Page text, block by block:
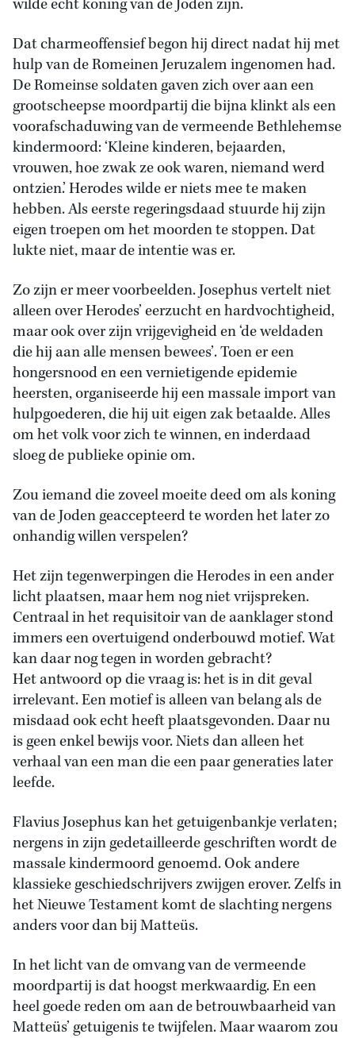
wilde echt koning van de Joden zijn.
Dat charmeoffensief begon hij direct nadat hij met
hulp van de Romeinen Jeruzalem ingenomen had.
De Romeinse soldaten gaven zich over aan een
grootscheepse moordpartij die bijna klinkt als een
voorafschaduwing van de vermeende Bethlehemse
kindermoord: ‘Kleine kinderen, bejaarden,
vrouwen, hoe zwak ze ook waren, niemand werd
ontzien.’ Herodes wilde er niets mee te maken
hebben. Als eerste regeringsdaad stuurde hij zijn
eigen troepen om het moorden te stoppen. Dat
lukte niet, maar de intentie was er.
Zo zijn er meer voorbeelden. Josephus vertelt niet
alleen over Herodes’ eerzucht en hardvochtigheid,
maar ook over zijn vrijgevigheid en ‘de weldaden
die hij aan alle mensen bewees’. Toen er een
hongersnood en een vernietigende epidemie
heersten, organiseerde hij een massale import van
hulpgoederen, die hij uit eigen zak betaalde. Alles
om het volk voor zich te winnen, en inderdaad
sloeg de publieke opinie om.
Zou iemand die zoveel moeite deed om als koning
van de Joden geaccepteerd te worden het later zo
onhandig willen verspelen?
Het zijn tegenwerpingen die Herodes in een ander
licht plaatsen, maar hem nog niet vrijspreken.
Centraal in het requisitoir van de aanklager stond
immers een overtuigend onderbouwd motief. Wat
kan daar nog tegen in worden gebracht?
Het antwoord op die vraag is: het is in dit geval
irrelevant. Een motief is alleen van belang als de
misdaad ook echt heeft plaatsgevonden. Daar nu
is geen enkel bewijs voor. Niets dan alleen het
verhaal van een man die een paar generaties later
leefde.
Flavius Josephus kan het getuigenbankje verlaten;
nergens in zijn gedetailleerde geschriften wordt de
massale kindermoord genoemd. Ook andere
klassieke geschiedschrijvers zwijgen erover. Zelfs in
het Nieuwe Testament komt de slachting nergens
anders voor dan bij Matteüs.
In het licht van de omvang van de vermeende
moordpartij is dat hoogst merkwaardig. En een
heel goede reden om aan de betrouwbaarheid van
Matteüs’ getuigenis te twijfelen. Maar waarom zou